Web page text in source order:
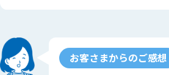
お客さまからのご感想